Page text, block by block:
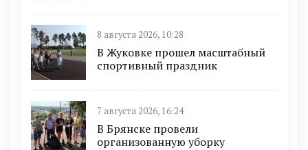
8 августа 2026, 10:28
В Жуковке прошел масштабный
спортивный праздник
7 августа 2026, 16:24
В Брянске провели
организованную уборку